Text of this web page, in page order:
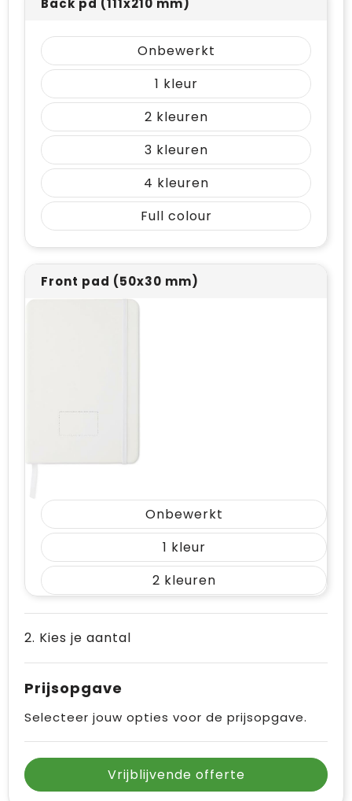
Back pd (111x210 mm)
Onbewerkt
1
2
3
4
Full colour
Front pad (50x30 mm)
Onbewerkt
1
2
2. Kies je aantal
Prijsopgave
Selecteer jouw opties voor de prijsopgave.
Vrijblijvende offerte